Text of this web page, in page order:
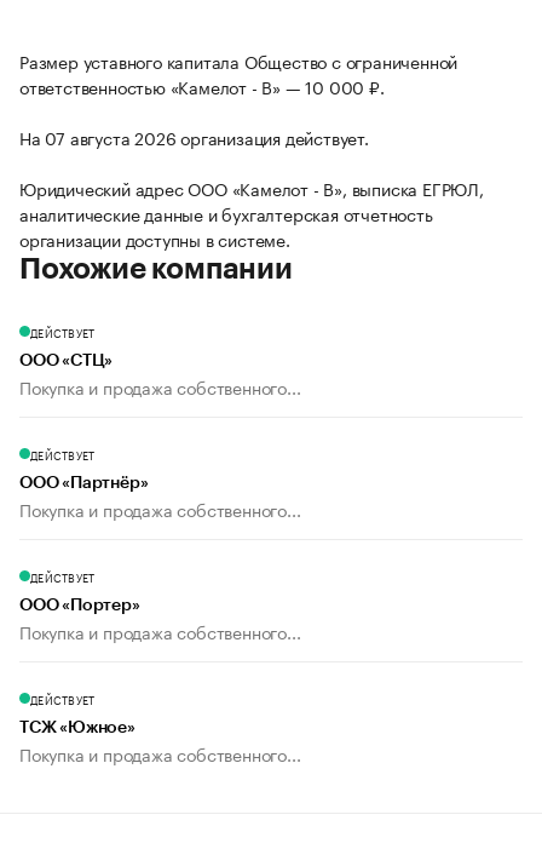
Размер уставного капитала Общество с ограниченной
ответственностью «Камелот - В» — 10 000 ₽.
На 07 августа 2026 организация действует.
Юридический адрес ООО «Камелот - В», выписка ЕГРЮЛ,
аналитические данные и бухгалтерская отчетность
организации доступны в системе.
Похожие компании
ДЕЙСТВУЕТ
ООО «СТЦ»
Покупка и продажа собственного...
ДЕЙСТВУЕТ
ООО «Партнёр»
Покупка и продажа собственного...
ДЕЙСТВУЕТ
ООО «Портер»
Покупка и продажа собственного...
ДЕЙСТВУЕТ
ТСЖ «Южное»
Покупка и продажа собственного...